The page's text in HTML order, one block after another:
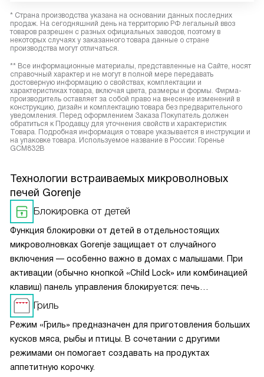
* Страна производства указана на основании данных последних
продаж. На сегодняшний день на территорию РФ легальный ввоз
товаров разрешен с разных официальных заводов, поэтому в
некоторых случаях у заказанного товара данные о стране
производства могут отличаться.
** Все информационные материалы, представленные на Сайте, носят
справочный характер и не могут в полной мере передавать
достоверную информацию о свойствах, комплектации и
характеристиках товара, включая цвета, размеры и формы. Фирма-
производитель оставляет за собой право на внесение изменений в
конструкцию, дизайн и комплектацию товара без предварительного
уведомления. Перед оформлением Заказа Покупатель должен
обратиться к Продавцу для уточнения свойств и характеристик
Товара. Подробная информация о товаре указывается в инструкции и
на упаковке товара. Используемое название в России: Горенье
GCM832B
Технологии встраиваемых микроволновых
печей Gorenje
Блокировка от детей
Функция блокировки от детей в отдельностоящих
микроволновках Gorenje защищает от случайного
включения — особенно важно в домах с малышами. При
активации (обычно кнопкой «Child Lock» или комбинацией
клавиш) панель управления блокируется: печь
не реагирует на нажатия, кроме разблокировки. Это
предотвращает запуск устройства без контроля,
исключает риск ожогов или повреждения техники.
Блокировка легко снимается — достаточно повторно
нажать нужную кнопку. Функция работает как во время,
так и вне работы печи.
Гриль
Режим «Гриль» предназначен для приготовления больших
кусков мяса, рыбы и птицы. В сочетании с другими
режимами он помогает создавать на продуктах
аппетитную корочку.